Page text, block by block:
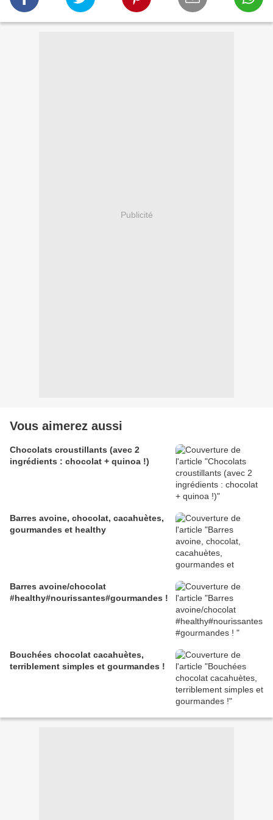
Publicité
Vous aimerez aussi
Chocolats croustillants (avec 2
ingrédients : chocolat + quinoa !)
Barres avoine, chocolat, cacahuètes,
gourmandes et healthy
Barres avoine/chocolat
#healthy#nourissantes#gourmandes !
Bouchées chocolat cacahuètes,
terriblement simples et gourmandes !